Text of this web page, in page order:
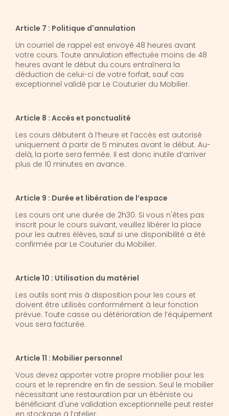
Article 7 : Politique d'annulation
Un courriel de rappel est envoyé 48 heures avant
votre cours. Toute annulation effectuée moins de 48
heures avant le début du cours entraînera la
déduction de celui-ci de votre forfait, sauf cas
exceptionnel validé par Le Couturier du Mobilier.
Article 8 : Accès et ponctualité
Les cours débutent à l’heure et l’accès est autorisé
uniquement à partir de 5 minutes avant le début. Au-
delà, la porte sera fermée. Il est donc inutile d’arriver
plus de 10 minutes en avance.
Article 9 : Durée et libération de l’espace
Les cours ont une durée de 2h30. Si vous n'êtes pas
inscrit pour le cours suivant, veuillez libérer la place
pour les autres élèves, sauf si une disponibilité a été
confirmée par Le Couturier du Mobilier.
Article 10 : Utilisation du matériel
Les outils sont mis à disposition pour les cours et
doivent être utilisés conformément à leur fonction
prévue. Toute casse ou détérioration de l’équipement
vous sera facturée.
Article 11 : Mobilier personnel
Vous devez apporter votre propre mobilier pour les
cours et le reprendre en fin de session. Seul le mobilier
nécessitant une restauration par un ébéniste ou
bénéficiant d'une validation exceptionnelle peut rester
en stockage à l’atelier.